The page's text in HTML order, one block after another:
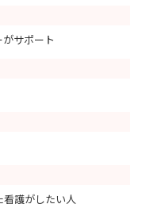
サポート
護がしたい人